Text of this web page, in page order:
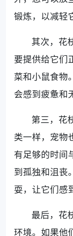
锻炼，以减轻
其次，花
要提供给它们
菜和小鼠食物
会感到疲惫和
第三，花
类一样，宠物
有足够的时间
到孤独和沮丧
耍，让它们感
最后，花
环境。如果他